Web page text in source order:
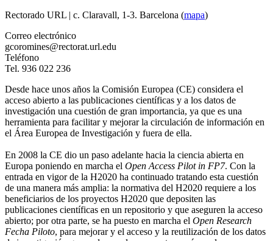
Rectorado URL | c. Claravall, 1-3. Barcelona (mapa)
Correo electrónico
gcoromines@rectorat.url.edu
Teléfono
Tel. 936 022 236
Desde hace unos años la Comisión Europea (CE) considera el
acceso abierto a las publicaciones científicas y a los datos de
investigación una cuestión de gran importancia, ya que es una
herramienta para facilitar y mejorar la circulación de información en
el Área Europea de Investigación y fuera de ella.
En 2008 la CE dio un paso adelante hacia la ciencia abierta en
Europa poniendo en marcha el Open Access Pilot in FP7. Con la
entrada en vigor de la H2020 ha continuado tratando esta cuestión
de una manera más amplia: la normativa del H2020 requiere a los
beneficiarios de los proyectos H2020 que depositen las
publicaciones científicas en un repositorio y que aseguren la acceso
abierto; por otra parte, se ha puesto en marcha el Open Research
Fecha Piloto, para mejorar y el acceso y la reutilización de los datos